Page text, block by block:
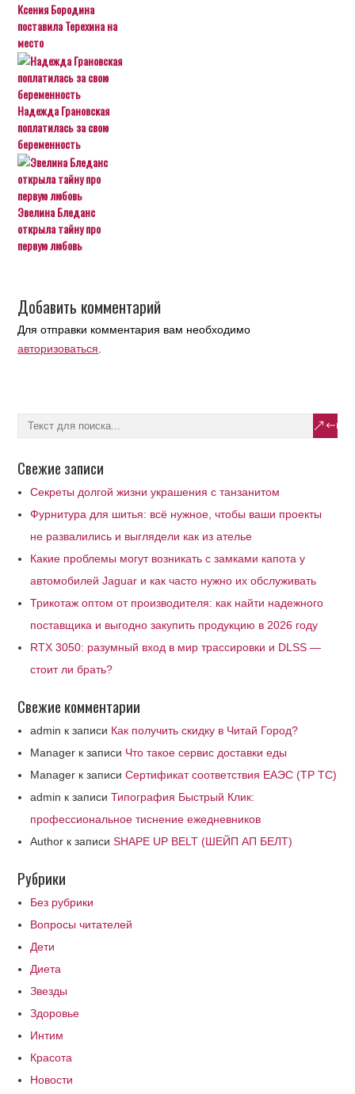
Ксения Бородина
поставила Терехина на
место
Надежда Грановская
поплатилась за свою
беременность
Эвелина Бледанс
открыла тайну про
первую любовь
Добавить комментарий
Для отправки комментария вам необходимо
авторизоваться
Свежие записи
Секреты долгой жизни украшения с танзанитом
Фурнитура для шитья: всё нужное, чтобы ваши проекты
не развалились и выглядели как из ателье
Какие проблемы могут возникать с замками капота у
автомобилей Jaguar и как часто нужно их обслуживать
Трикотаж оптом от производителя: как найти надежного
поставщика и выгодно закупить продукцию в 2026 году
RTX 3050: разумный вход в мир трассировки и DLSS —
стоит ли брать?
Свежие комментарии
admin к записи Как получить скидку в Читай Город?
Manager к записи Что такое сервис доставки еды
Manager к записиСертификат соответствия ЕАЭС (ТР ТС)
admin к записиТипография Быстрый Клик:
профессиональное тиснение ежедневников
Author к записиSHAPE UP BELT (ШЕЙП АП БЕЛТ)
Рубрики
Без рубрики
Вопросы читателей
Дети
Диета
Звезды
Здоровье
Интим
Красота
Новости